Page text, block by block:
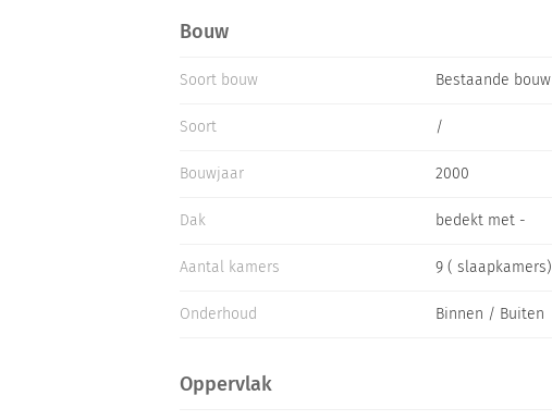
Bouw
Soort bouw Bestaande bouw
Soort /
Bouwjaar 2000
Dak bedekt met -
Aantal kamers 9 ( slaapkamers)
Onderhoud Binnen / Buiten
Oppervlak